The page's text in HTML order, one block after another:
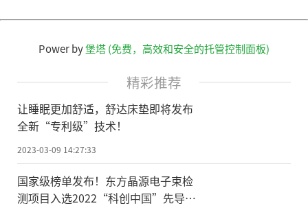
Power by堡塔 (免费，高效和安全的托管控制面板)
精彩推荐
让睡眠更加舒适，舒达床垫即将发布
全新“专利级”技术！
2023-03-09 14:27:33
国家级榜单发布！东方晶源电子束检
测项目入选2022“科创中国”先导技